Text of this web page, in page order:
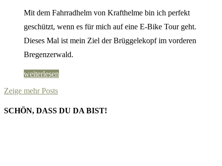
Mit dem Fahrradhelm von Krafthelme bin ich perfekt
geschützt, wenn es für mich auf eine E-Bike Tour geht.
Dieses Mal ist mein Ziel der Brüggelekopf im vorderen
Bregenzerwald.
weiterlesen
Zeige mehr Posts
SCHÖN, DASS DU DA BIST!